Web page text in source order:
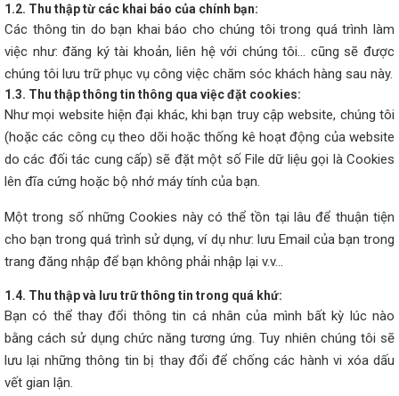
1.2. Thu thập từ các khai báo của chính bạn:
Các thông tin do bạn khai báo cho chúng tôi trong quá trình làm
việc như: đăng ký tài khoản, liên hệ với chúng tôi... cũng sẽ được
chúng tôi lưu trữ phục vụ công việc chăm sóc khách hàng sau này.
1.3. Thu thập thông tin thông qua việc đặt cookies:
Như mọi website hiện đại khác, khi bạn truy cập website, chúng tôi
(hoặc các công cụ theo dõi hoặc thống kê hoạt động của website
do các đối tác cung cấp) sẽ đặt một số File dữ liệu gọi là Cookies
lên đĩa cứng hoặc bộ nhớ máy tính của bạn.
Một trong số những Cookies này có thể tồn tại lâu để thuận tiện
cho bạn trong quá trình sử dụng, ví dụ như: lưu Email của bạn trong
trang đăng nhập để bạn không phải nhập lại v.v…
1.4. Thu thập và lưu trữ thông tin trong quá khứ:
Bạn có thể thay đổi thông tin cá nhân của mình bất kỳ lúc nào
bằng cách sử dụng chức năng tương ứng. Tuy nhiên chúng tôi sẽ
lưu lại những thông tin bị thay đổi để chống các hành vi xóa dấu
vết gian lận.